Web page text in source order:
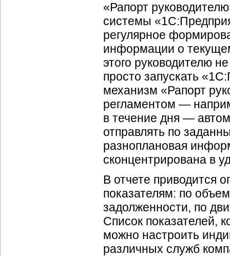
«Рапорт
системы
регулярное
информации о
этого руководителю
просто запускать
механизм «Рапорт
регламентом —
в течение дня —
отправлять по
разноплановая
сконцентрирована в
В отчете приводится
показателям: по
задолженности, по
Список показателей,
можно настроить
различных служб